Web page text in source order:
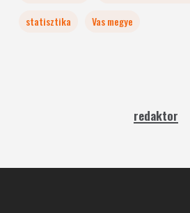
statisztika
Vas megye
redaktor